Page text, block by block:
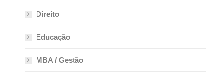
Direito
Educação
MBA / Gestão